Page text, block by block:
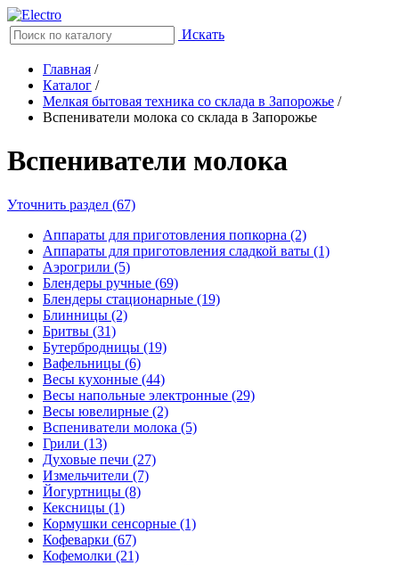
Искать
Главная /
Каталог /
Мелкая бытовая техника со склада в Запорожье /
Вспениватели молока со склада в Запорожье
Вспениватели молока
Уточнить раздел (67)
Аппараты для приготовления попкорна (2)
Аппараты для приготовления сладкой ваты (1)
Аэрогрили (5)
Блендеры ручные (69)
Блендеры стационарные (19)
Блинницы (2)
Бритвы (31)
Бутербродницы (19)
Вафельницы (6)
Весы кухонные (44)
Весы напольные электронные (29)
Весы ювелирные (2)
Вспениватели молока (5)
Грили (13)
Духовые печи (27)
Измельчители (7)
Йогуртницы (8)
Кексницы (1)
Кормушки сенсорные (1)
Кофеварки (67)
Кофемолки (21)